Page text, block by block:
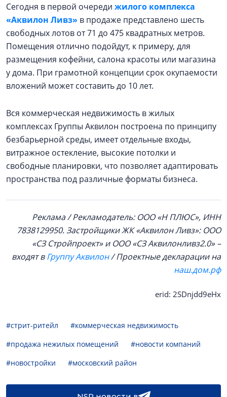
Сегодня в первой очереди жилого комплекса
«Аквилон Ливз» в продаже представлено шесть
свободных лотов от 71 до 475 квадратных метров.
Помещения отлично подойдут, к примеру, для
размещения кофейни, салона красоты или магазина
у дома. При грамотной концепции срок окупаемости
вложений может составить до 10 лет.
Вся коммерческая недвижимость в жилых
комплексах Группы Аквилон построена по принципу
безбарьерной среды, имеет отдельные входы,
витражное остекление, высокие потолки и
свободные планировки, что позволяет адаптировать
пространства под различные форматы бизнеса.
Реклама / Рекламодатель: ООО «Н ПЛЮС», ИНН
7838129950. Застройщики ЖК «Аквилон Ливз»: ООО
«СЗ Стройпроект» и ООО «СЗ Аквилонливз2.0» –
входят вГруппу Аквилон/ Проектные декларации на
наш.дом.рф
erid: 2SDnjdd9eHx
#стрит-ритейл
#коммерческая недвижимость
#продажа нежилых помещений
#новости компаний
#новостройки
#московский район